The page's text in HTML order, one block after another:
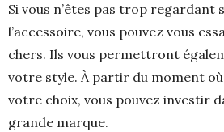
Si vous n’êtes pas trop regardant
l’accessoire, vous pouvez vous
chers. Ils vous permettront
votre style. À partir du moment
votre choix, vous pouvez investir
grande marque.